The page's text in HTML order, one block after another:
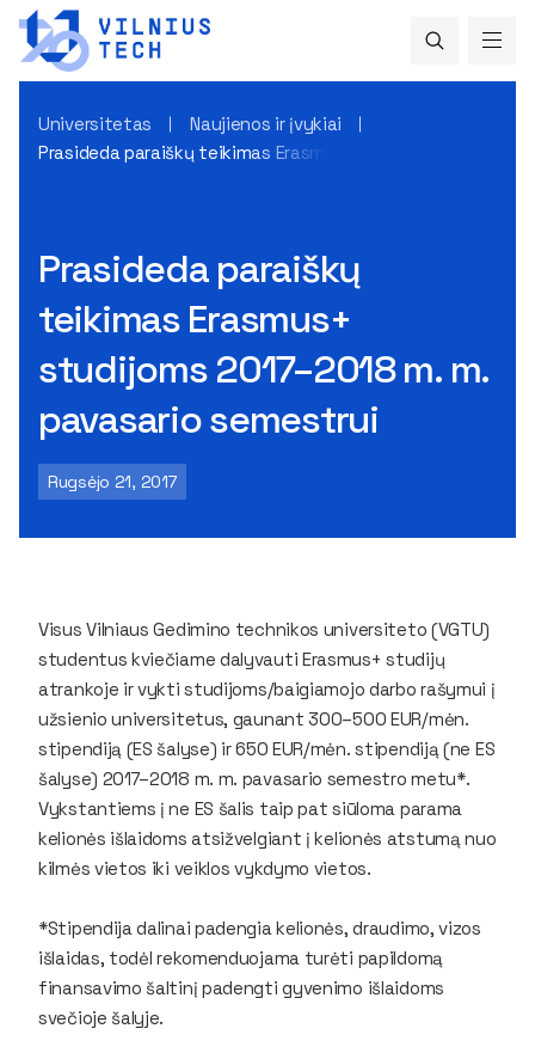
Universitetas
Naujienos ir įvykiai
Prasideda paraiškų teikimas Erasmus+ studijoms
Prasideda paraiškų
teikimas Erasmus+
studijoms 2017–2018 m. m.
pavasario semestrui
Rugsėjo 21, 2017
Visus Vilniaus Gedimino technikos universiteto (VGTU)
studentus kviečiame dalyvauti Erasmus+ studijų
atrankoje ir vykti studijoms/baigiamojo darbo rašymui į
užsienio universitetus, gaunant 300–500 EUR/mėn.
stipendiją (ES šalyse) ir 650 EUR/mėn. stipendiją (ne ES
šalyse) 2017–2018 m. m. pavasario semestro metu*.
Vykstantiems į ne ES šalis taip pat siūloma parama
kelionės išlaidoms atsižvelgiant į kelionės atstumą nuo
kilmės vietos iki veiklos vykdymo vietos.
*Stipendija dalinai padengia kelionės, draudimo, vizos
išlaidas, todėl rekomenduojama turėti papildomą
finansavimo šaltinį padengti gyvenimo išlaidoms
svečioje šalyje.